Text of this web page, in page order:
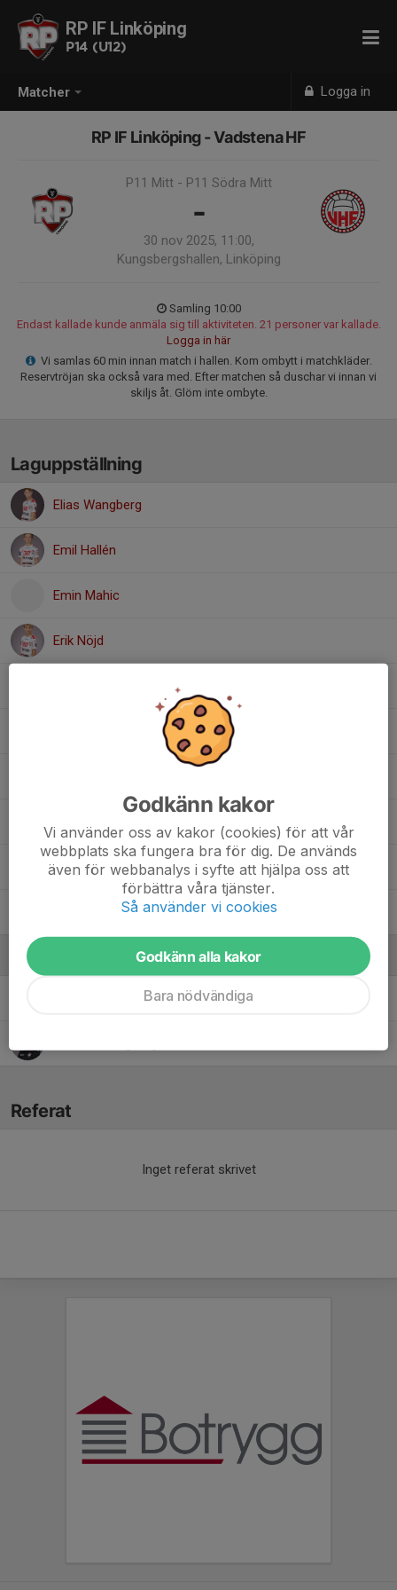
Matcher Logga in
RP IF Linköping
P14 (U12)
RP IF Linköping - Vadstena HF
P11 Mitt - P11 Södra Mitt
-
30 nov 2025, 11:00,
Kungsbergshallen, Linköping
Samling 10:00
Endast kallade kunde anmäla sig till aktiviteten. 21 personer var kallade.
Logga in här
Vi samlas 60 min innan match i hallen. Kom ombytt i matchkläder.
Reservtröjan ska också vara med. Efter matchen så duschar vi innan vi
skiljs åt. Glöm inte ombyte.
Laguppställning
Elias Wangberg
Emil Hallén
Emin Mahic
Erik Nöjd
Stig Parenmark
William Weidefelt
Ledare
Tränare
Referat
Inget referat skrivet
Godkänn kakor
Vi använder oss av kakor (cookies) för att vår
webbplats ska fungera bra för dig. De används
även för webbanalys i syfte att hjälpa oss att
förbättra våra tjänster.
Så använder vi cookies
Godkänn alla kakor
Bara nödvändiga